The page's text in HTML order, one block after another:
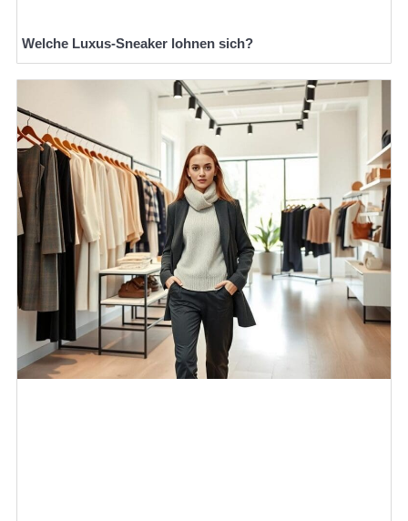
Welche Luxus-Sneaker lohnen sich?